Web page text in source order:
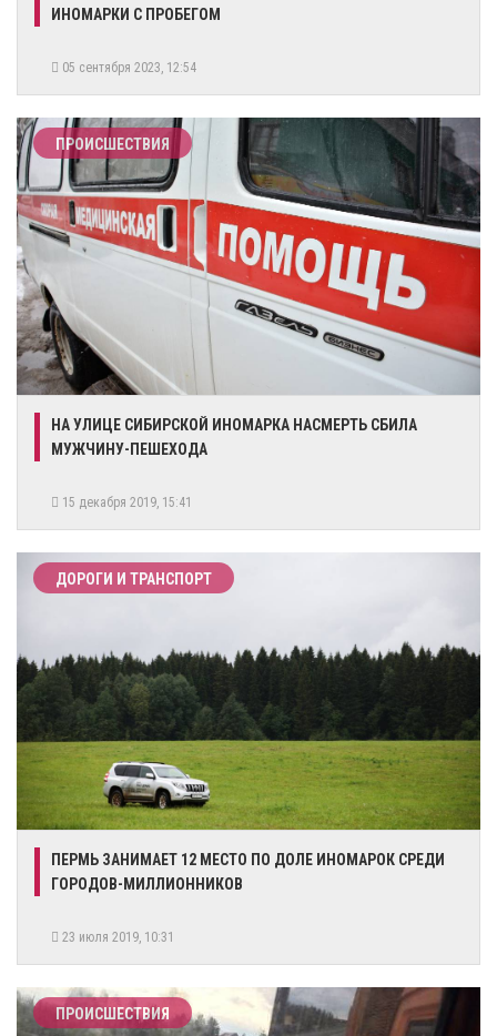
ИНОМАРКИ С ПРОБЕГОМ
05 сентября 2023, 12:54
ПРОИСШЕСТВИЯ
НА УЛИЦЕ СИБИРСКОЙ ИНОМАРКА НАСМЕРТЬ СБИЛА
МУЖЧИНУ-ПЕШЕХОДА
15 декабря 2019, 15:41
ДОРОГИ И ТРАНСПОРТ
ПЕРМЬ ЗАНИМАЕТ 12 МЕСТО ПО ДОЛЕ ИНОМАРОК СРЕДИ
ГОРОДОВ-МИЛЛИОННИКОВ
23 июля 2019, 10:31
ПРОИСШЕСТВИЯ